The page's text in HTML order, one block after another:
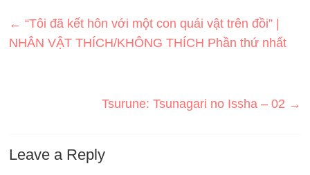
← “Tôi đã kết hôn với một con quái vật trên đồi” |
NHÂN VẬT THÍCH/KHÔNG THÍCH Phần thứ nhất
Tsurune: Tsunagari no Issha – 02 →
Leave a Reply